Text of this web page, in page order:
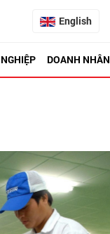
English
DOANH NHÂN